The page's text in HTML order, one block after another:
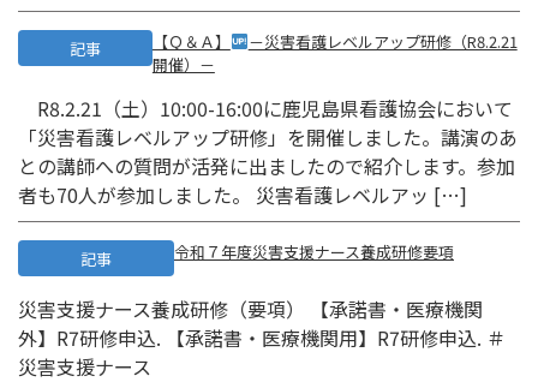
記事 【Ｑ＆Ａ】
－災害看護レベルアップ研修（R8.2.21
開催）－
R8.2.21（土）10:00-16:00に鹿児島県看護協会において
「災害看護レベルアップ研修」を開催しました。講演のあ
との講師への質問が活発に出ましたので紹介します。参加
者も70人が参加しました。 災害看護レベルアッ […]
記事 令和７年度災害支援ナース養成研修要項
災害支援ナース養成研修（要項） 【承諾書・医療機関
外】R7研修申込. 【承諾書・医療機関用】R7研修申込. ＃
災害支援ナース